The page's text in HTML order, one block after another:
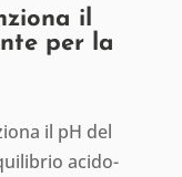
il
per la
il pH del
acido-